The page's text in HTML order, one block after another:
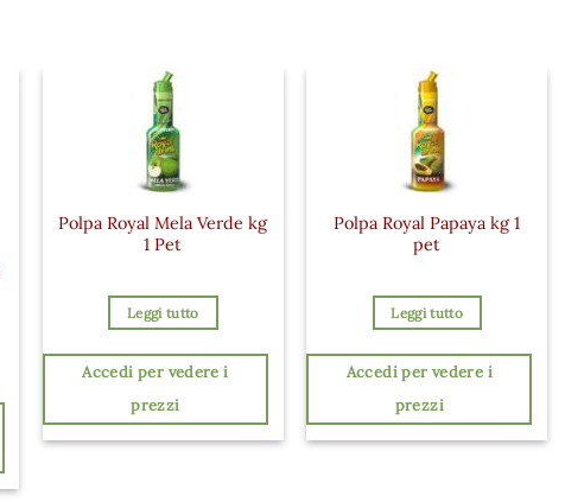
Polpa Royal Mela Verde kg
1 Pet
Leggi tutto
Accedi per vedere i
prezzi
Polpa Royal Papaya kg 1
pet
Leggi tutto
Accedi per vedere i
prezzi